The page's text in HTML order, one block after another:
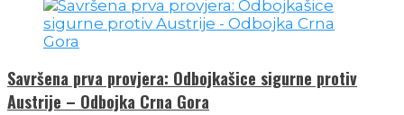
Savršena prva provjera: Odbojkašice sigurne protiv
Austrije – Odbojka Crna Gora